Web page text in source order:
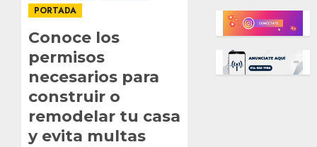
PORTADA
Conoce los
permisos
necesarios para
construir o
remodelar tu casa
y evita multas